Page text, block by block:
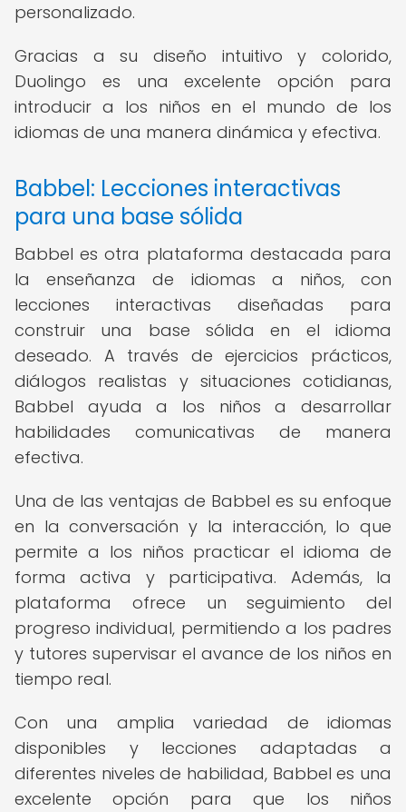
personalizado.
Gracias a su diseño intuitivo y colorido,
Duolingo es una excelente opción para
introducir a los niños en el mundo de los
idiomas de una manera dinámica y efectiva.
Babbel: Lecciones interactivas
para una base sólida
Babbel es otra plataforma destacada para
la enseñanza de idiomas a niños, con
lecciones interactivas diseñadas para
construir una base sólida en el idioma
deseado. A través de ejercicios prácticos,
diálogos realistas y situaciones cotidianas,
Babbel ayuda a los niños a desarrollar
habilidades comunicativas de manera
efectiva.
Una de las ventajas de Babbel es su enfoque
en la conversación y la interacción, lo que
permite a los niños practicar el idioma de
forma activa y participativa. Además, la
plataforma ofrece un seguimiento del
progreso individual, permitiendo a los padres
y tutores supervisar el avance de los niños en
tiempo real.
Con una amplia variedad de idiomas
disponibles y lecciones adaptadas a
diferentes niveles de habilidad, Babbel es una
excelente opción para que los niños